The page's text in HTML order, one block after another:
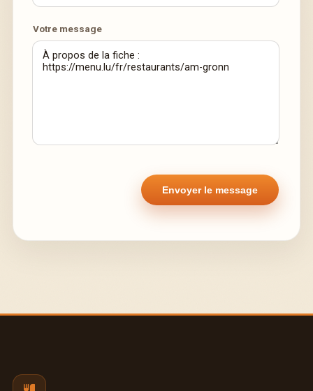
Votre message